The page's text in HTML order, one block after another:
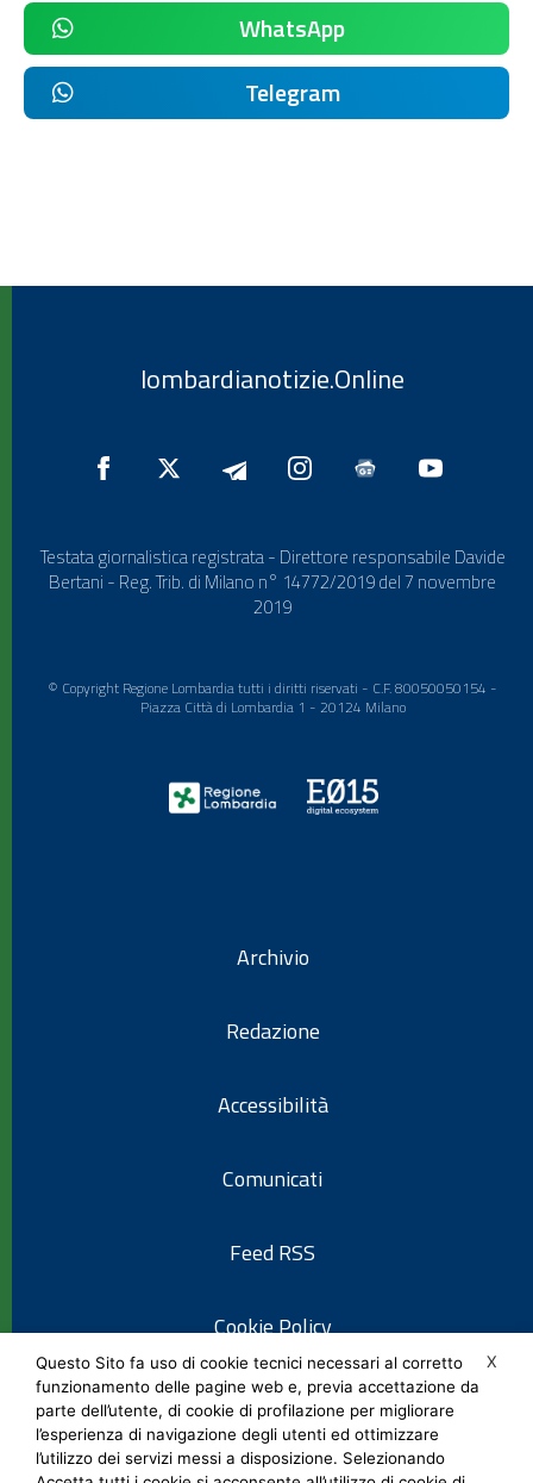
WhatsApp
Telegram
lombardianotizie.Online
Testata giornalistica registrata - Direttore responsabile Davide
Bertani - Reg. Trib. di Milano n° 14772/2019 del 7 novembre
2019
© Copyright Regione Lombardia tutti i diritti riservati - C.F. 80050050154 -
Piazza Città di Lombardia 1 - 20124 Milano
Archivio
Redazione
Accessibilità
Comunicati
Feed RSS
Cookie Policy
Informativa privacy
Note legali
X
Questo Sito fa uso di cookie tecnici necessari al corretto
funzionamento delle pagine web e, previa accettazione da
parte dell’utente, di cookie di profilazione per migliorare
l’esperienza di navigazione degli utenti ed ottimizzare
l’utilizzo dei servizi messi a disposizione. Selezionando